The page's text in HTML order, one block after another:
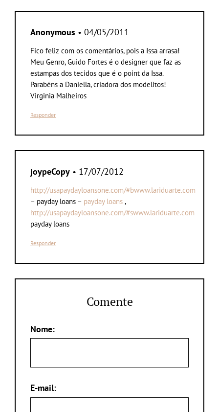
Anonymous • 04/05/2011
Fico feliz com os comentários, pois a Issa arrasa!
Meu Genro, Guido Fortes é o designer que faz as
estampas dos tecidos que é o point da Issa.
Parabéns a Daniella, criadora dos modelitos!
Virginia Malheiros
Responder
joypeCopy • 17/07/2012
http://usapaydayloansone.com/#bwww.lariduarte.com
– payday loans – payday loans ,
http://usapaydayloansone.com/#swww.lariduarte.com
payday loans
Responder
Comente
Nome:
E-mail: